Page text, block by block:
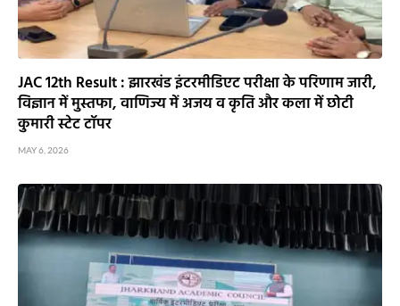
JAC 12th Result : झारखंड इंटरमीडिएट परीक्षा के परिणाम जारी,
विज्ञान में मुस्तफा, वाणिज्य में अजय व कृति और कला में छोटी
कुमारी स्टेट टॉपर
MAY 6, 2026